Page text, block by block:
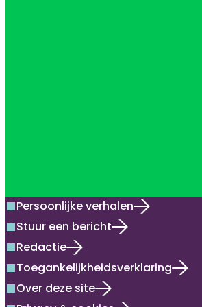
Persoonlijke verhalen
Stuur een bericht
Redactie
Toegankelijkheidsverklaring
Over deze site